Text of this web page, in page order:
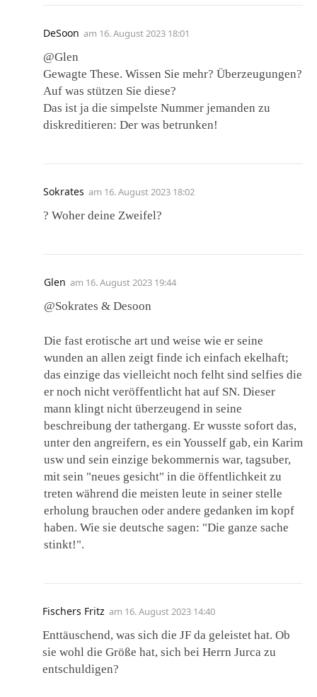
DeSoon am 16. August 2023 18:01
@Glen
Gewagte These. Wissen Sie mehr? Überzeugungen?
Auf was stützen Sie diese?
Das ist ja die simpelste Nummer jemanden zu
diskreditieren: Der was betrunken!
Sokrates am 16. August 2023 18:02
? Woher deine Zweifel?
Glen am 16. August 2023 19:44
@Sokrates & Desoon
Die fast erotische art und weise wie er seine
wunden an allen zeigt finde ich einfach ekelhaft;
das einzige das vielleicht noch felht sind selfies die
er noch nicht veröffentlicht hat auf SN. Dieser
mann klingt nicht überzeugend in seine
beschreibung der tathergang. Er wusste sofort das,
unter den angreifern, es ein Yousself gab, ein Karim
usw und sein einzige bekommernis war, tagsuber,
mit sein "neues gesicht" in die öffentlichkeit zu
treten während die meisten leute in seiner stelle
erholung brauchen oder andere gedanken im kopf
haben. Wie sie deutsche sagen: "Die ganze sache
stinkt!".
Fischers Fritz am 16. August 2023 14:40
Enttäuschend, was sich die JF da geleistet hat. Ob
sie wohl die Größe hat, sich bei Herrn Jurca zu
entschuldigen?